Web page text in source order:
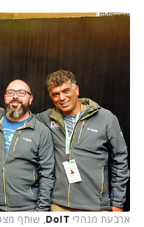
ארבעת מנהלי DoIT, שותף